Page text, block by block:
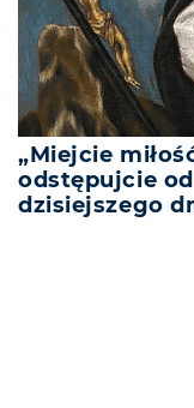
„Miejcie
odstępujcie
dzisiejszego